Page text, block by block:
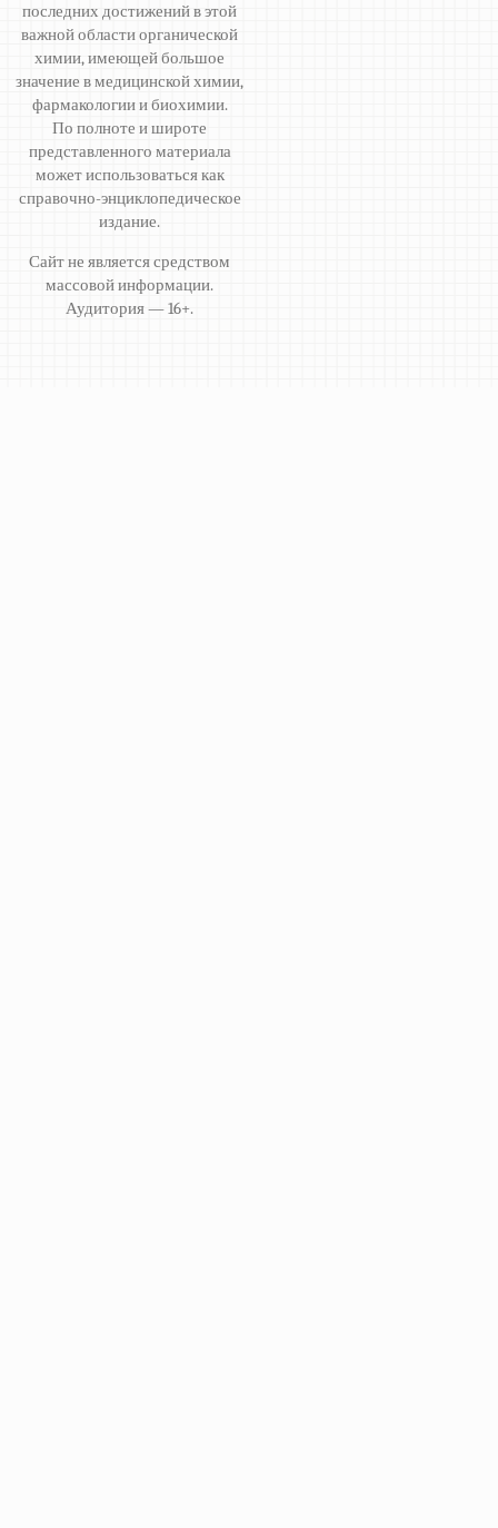
последних достижений в этой
важной области органической
химии, имеющей большое
значение в медицинской химии,
фармакологии и биохимии.
По полноте и широте
представленного материала
может использоваться как
справочно-энциклопедическое
издание.
Сайт не является средством
массовой информации.
Аудитория — 16+.